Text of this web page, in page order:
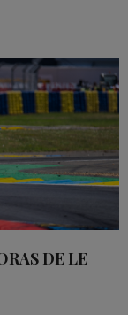
DE LE